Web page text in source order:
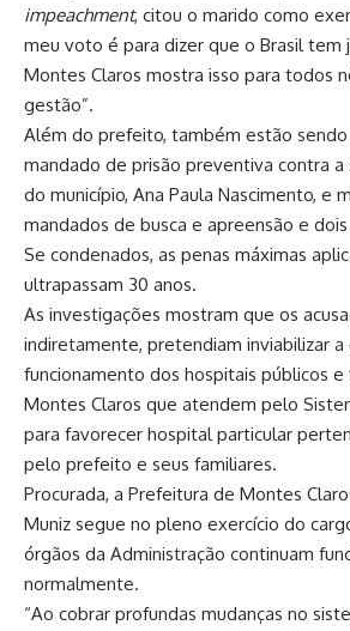
impeachment, citou o marido como
meu voto é para dizer que o Brasil
Montes Claros mostra isso para todos
gestão”.
Além do prefeito, também estão sendo
mandado de prisão preventiva contra a
do município, Ana Paula Nascimento, e
mandados de busca e apreensão e
Se condenados, as penas máximas
ultrapassam 30 anos.
As investigações mostram que os
indiretamente, pretendiam inviabilizar a
funcionamento dos hospitais públicos
Montes Claros que atendem pelo
para favorecer hospital particular
pelo prefeito e seus familiares.
Procurada, a Prefeitura de Montes
Muniz segue no pleno exercício do
órgãos da Administração continuam
normalmente.
“Ao cobrar profundas mudanças no